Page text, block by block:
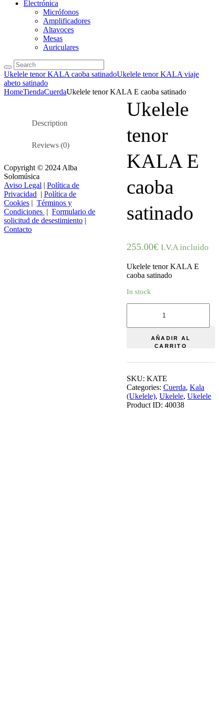
Electrónica
Micrófonos
Amplificadores
Altavoces
Mesas
Auriculares
Ukelele tenor KALA caoba satinadoUkelele tenor KALA viaje
abeto satinado
HomeTiendaCuerdaUkelele tenor KALA E caoba satinado
Ukelele
tenor
KALA E
caoba
satinado
255.00€ I.V.A incluido
Ukelele tenor KALA E
caoba satinado
In stock
AÑADIR AL
CARRITO
SKU:KATE
Categories:Cuerda,Kala
(Ukelele),Ukelele,Ukelele
Product ID:40038
Description
Reviews (0)
Copyright © 2024 Alba
Solomúsica
Aviso Legal | Política de
Privacidad | Política de
Cookies | Términos y
Condiciones | Formulario de
solicitud de desestimiento |
Contacto